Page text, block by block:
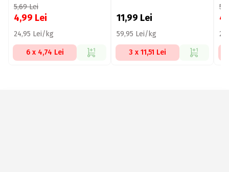
5,69Lei
4,99 Lei
24,95 Lei/kg
6 x 4,74 Lei
11,99 Lei
59,95 Lei/kg
3 x 11,51 Lei